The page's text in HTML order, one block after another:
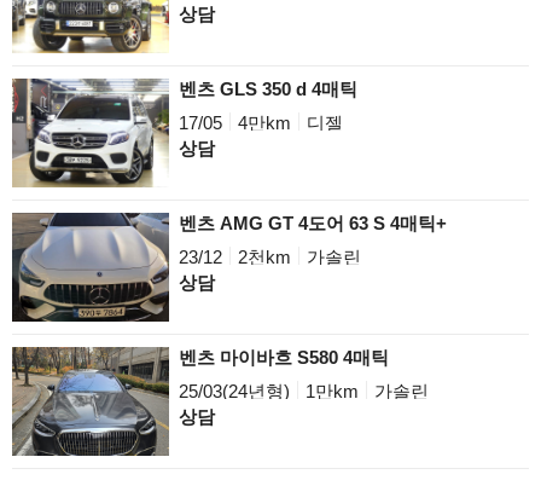
상담
벤츠 GLS 350 d 4매틱
17/05
4만km
디젤
상담
벤츠 AMG GT 4도어 63 S 4매틱+
23/12
2천km
가솔린
상담
벤츠 마이바흐 S580 4매틱
25/03(24년형)
1만km
가솔린
상담